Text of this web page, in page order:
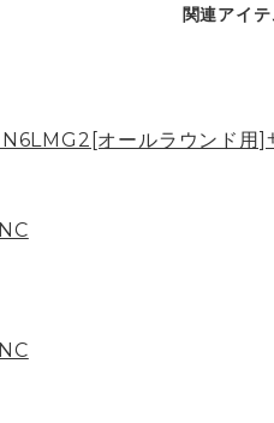
関連アイ
オールラウンド用]